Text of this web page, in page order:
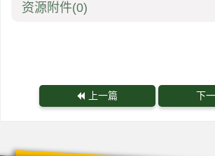
资源附件(0)
上一篇 下